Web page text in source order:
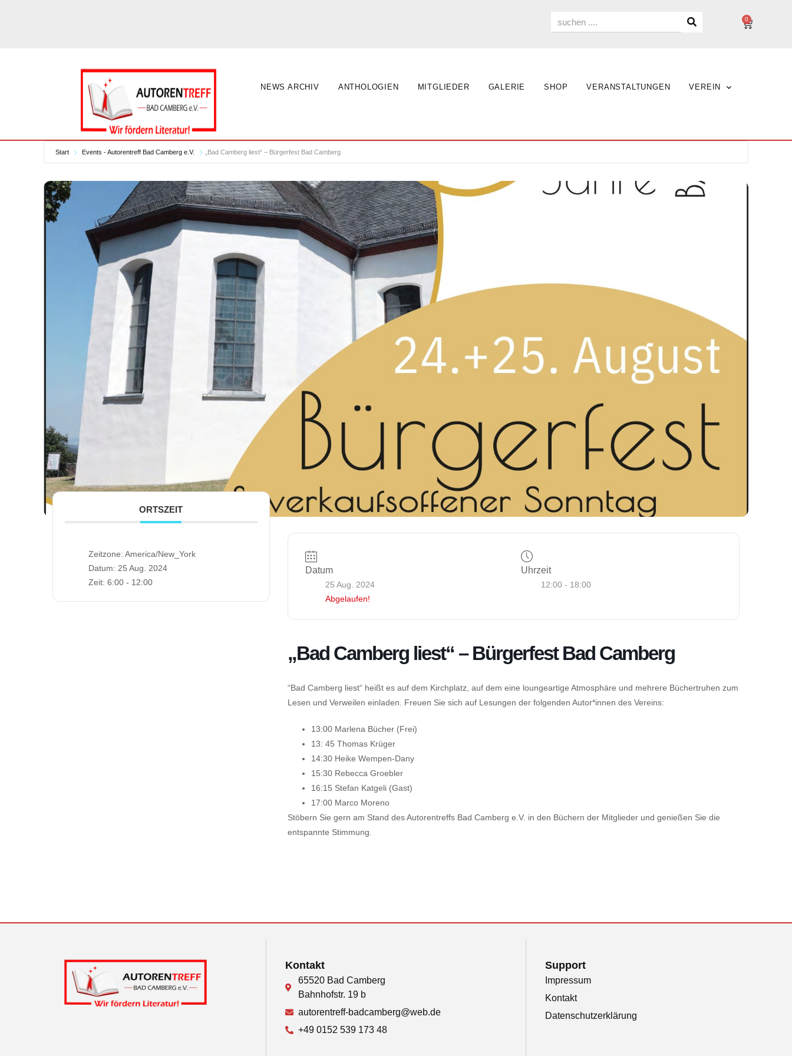
0
NEWS ARCHIV ANTHOLOGIEN MITGLIEDER GALERIE SHOP VERANSTALTUNGEN VEREIN
Start Events - Autorentreff Bad Camberg e.V. „Bad Camberg liest“ – Bürgerfest Bad Camberg
ORTSZEIT
Zeitzone: America/New_York
Datum: 25 Aug. 2024
Zeit: 6:00 - 12:00
Datum
25 Aug. 2024
Abgelaufen!
Uhrzeit
12:00 - 18:00
„Bad Camberg liest“ – Bürgerfest Bad Camberg
“Bad Camberg liest“ heißt es auf dem Kirchplatz, auf dem eine loungeartige Atmosphäre und mehrere Büchertruhen zum
Lesen und Verweilen einladen. Freuen Sie sich auf Lesungen der folgenden Autor*innen des Vereins:
13:00 Marlena Bücher (Frei)
13: 45 Thomas Krüger
14:30 Heike Wempen-Dany
15:30 Rebecca Groebler
16:15 Stefan Katgeli (Gast)
17:00 Marco Moreno
Stöbern Sie gern am Stand des Autorentreffs Bad Camberg e.V. in den Büchern der Mitglieder und genießen Sie die
entspannte Stimmung.
Kontakt
65520 Bad Camberg
Bahnhofstr. 19 b
autorentreff-badcamberg@web.de
+49 0152 539 173 48
Support
Impressum
Kontakt
Datenschutzerklärung